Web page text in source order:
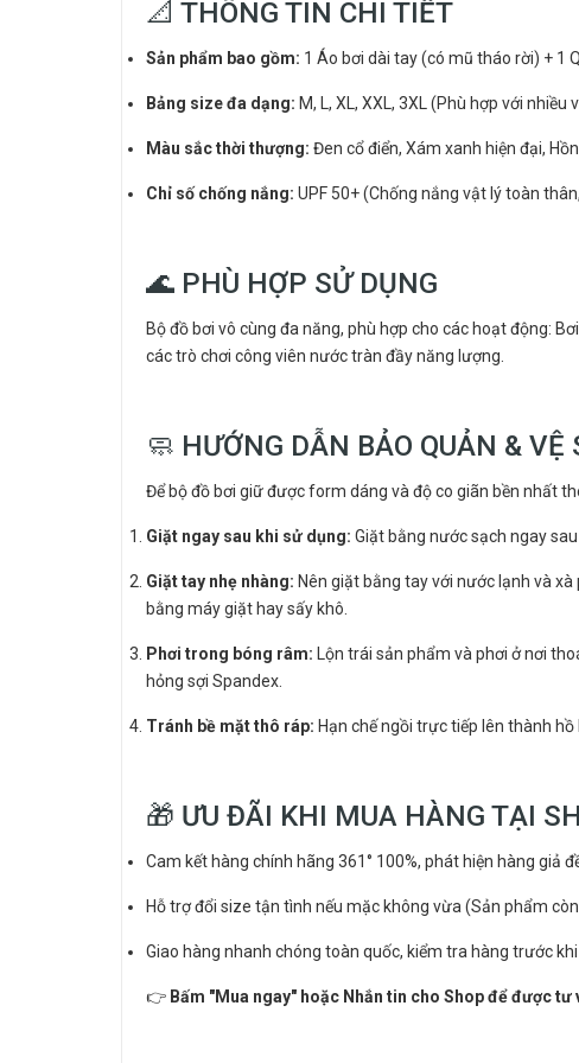
📐 THÔNG TIN CHI TIẾT
Sản phẩm bao gồm: 1 Áo bơi dài tay (có mũ tháo rời) + 1
Bảng size đa dạng: M, L, XL, XXL, 3XL (Phù hợp với nhiều
Màu sắc thời thượng: Đen cổ điển, Xám xanh hiện đại,
Chỉ số chống nắng: UPF 50+ (Chống nắng vật lý toàn
🌊 PHÙ HỢP SỬ DỤNG
Bộ đồ bơi vô cùng đa năng, phù hợp cho các hoạt động:
các trò chơi công viên nước tràn đầy năng lượng.
🧼 HƯỚNG DẪN BẢO QUẢN & VỆ
Để bộ đồ bơi giữ được form dáng và độ co giãn bền nhất
Giặt ngay sau khi sử dụng: Giặt bằng nước sạch ngay
Giặt tay nhẹ nhàng: Nên giặt bằng tay với nước lạnh và
bằng máy giặt hay sấy khô.
Phơi trong bóng râm: Lộn trái sản phẩm và phơi ở nơi
hỏng sợi Spandex.
Tránh bề mặt thô ráp: Hạn chế ngồi trực tiếp lên thành
🎁 ƯU ĐÃI KHI MUA HÀNG TẠI
Cam kết hàng chính hãng 361° 100%, phát hiện hàng giả
Hỗ trợ đổi size tận tình nếu mặc không vừa (Sản phẩm
Giao hàng nhanh chóng toàn quốc, kiểm tra hàng trước
👉 Bấm "Mua ngay" hoặc Nhắn tin cho Shop để được